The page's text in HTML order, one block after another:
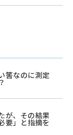
筈なのに測定
が、その結果
要」と指摘を